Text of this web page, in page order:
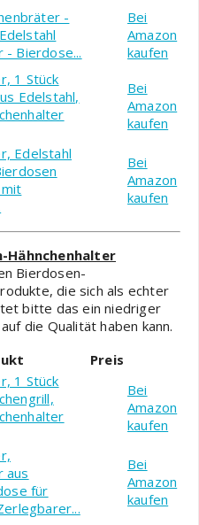
-
- Bierdose...
Bei
Amazon
kaufen
1 Stück
Edelstahl,
Bei
Amazon
kaufen
Edelstahl
Bei
Amazon
kaufen
Hähnchenhalter
Bierdosen-
die sich als echter
bitte das ein niedriger
die Qualität haben kann.
Preis
1 Stück
Bei
Amazon
kaufen
aus
für
Bei
Amazon
kaufen